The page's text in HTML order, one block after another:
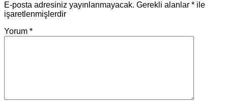
E-posta adresiniz yayınlanmayacak. Gerekli alanlar * ile
işaretlenmişlerdir
Yorum *